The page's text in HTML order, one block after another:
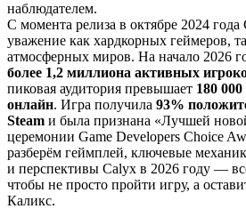
наблюдателем.
С момента релиза в октябре 2024 года
уважение как хардкорных геймеров,
атмосферных миров. На начало 2026
более 1,2 миллиона активных
пиковая аудитория превышает 180
онлайн. Игра получила 93%
Steam и была признана «Лучшей
церемонии Game Developers Choice
разберём геймплей, ключевые
и перспективы Calyx в 2026 году —
чтобы не просто пройти игру, а
Каликс.